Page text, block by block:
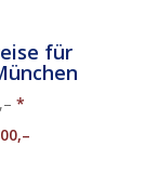
für
*